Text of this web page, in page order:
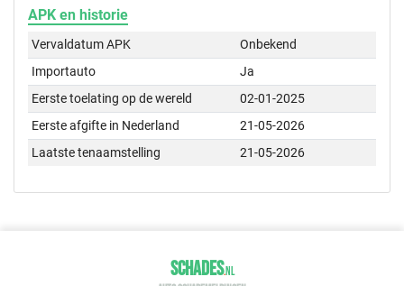
APK en historie
Vervaldatum APK
Onbekend
Importauto
Ja
Eerste toelating op de wereld
02-01-2025
Eerste afgifte in Nederland
21-05-2026
Laatste tenaamstelling
21-05-2026
SCHADES.NL